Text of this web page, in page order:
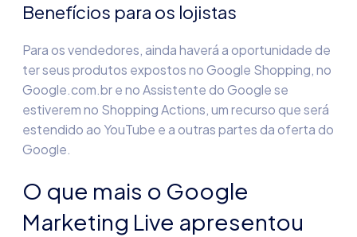
Benefícios para os lojistas
Para os vendedores, ainda haverá a oportunidade de
ter seus produtos expostos no Google Shopping, no
Google.com.br e no Assistente do Google se
estiverem no Shopping Actions, um recurso que será
estendido ao YouTube e a outras partes da oferta do
Google.
O que mais o Google
Marketing Live apresentou